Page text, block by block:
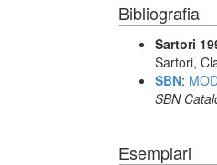
Bibliografia
Sartori
Sartori,
SBN:
SBN
Esemplari